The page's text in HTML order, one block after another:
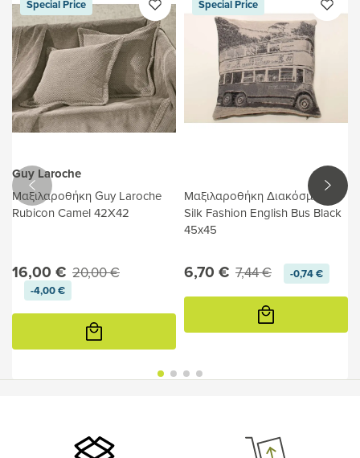
Special Price
Guy Laroche
Μαξιλαροθήκη Guy Laroche
Rubicon Camel 42X42
16,00 € 20,00 €
-4,00 €
Προσθήκη
καλάθι
Special Price
Μαξιλαροθήκη Διακόσμησης
Silk Fashion English Bus Black
45x45
6,70 € 7,44 € -0,74 €
Προσθήκη
καλάθι